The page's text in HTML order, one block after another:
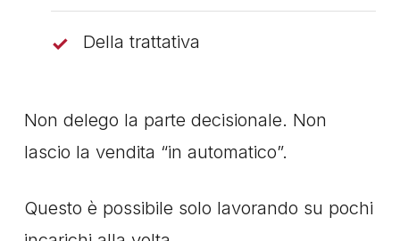
Della trattativa
Non delego la parte decisionale. Non
lascio la vendita “in automatico”.
Questo è possibile solo lavorando su pochi